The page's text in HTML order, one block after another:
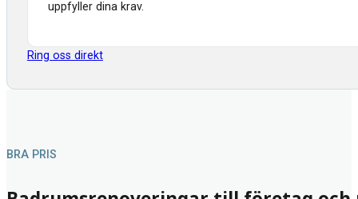
uppfyller dina krav.
Ring oss direkt
BRA PRIS